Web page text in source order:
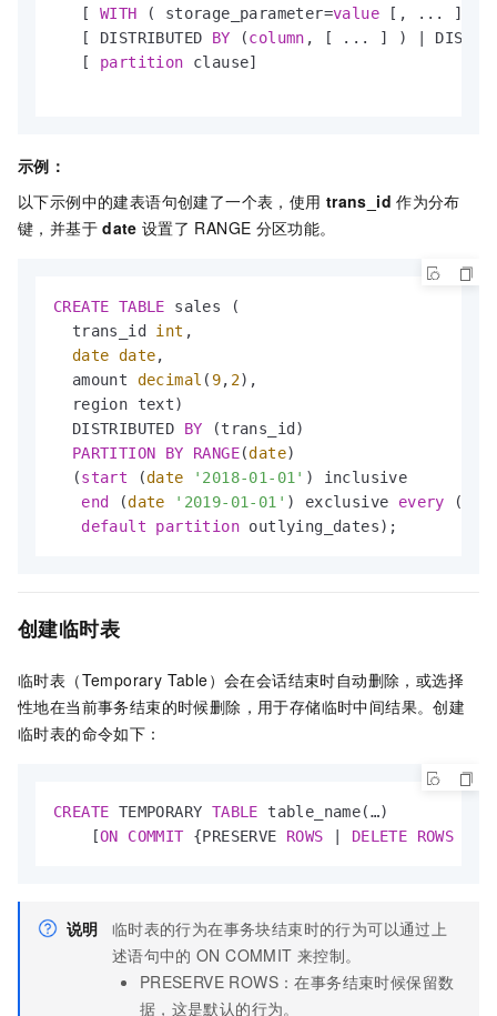
   [
WITH ( storage_parameter=value [, ...
   [ DISTRIBUTED
BY (column , [ ... ] )
   [
partition
示例：
以下示例中的建表语句创建了一个表，使用 trans_id 作为分布
键，并基于 date 设置了 RANGE 分区功能。
CREATE TABLE sales (
  trans_id
int ,
date date,
  amount
decimal ( 9, 2),
  region text)
  DISTRIBUTED
BY (trans_id)
PARTITION
BY RANGE(date)
  (
start (date '2018-01-01' ) inclusive
end
(date '2019-01-01' ) exclusive every (
default
partition outlying_dates);
创建临时表
临时表（Temporary Table）会在会话结束时自动删除，或选择
性地在当前事务结束的时候删除，用于存储临时中间结果。创建
临时表的命令如下：
CREATE TEMPORARY TABLE table_name(…)
    [
ON COMMIT {PRESERVE ROWS DELETE ROWS
说明
临时表的行为在事务块结束时的行为可以通过上
述语句中的 ON COMMIT 来控制。
PRESERVE ROWS：在事务结束时候保留数
据，这是默认的行为。